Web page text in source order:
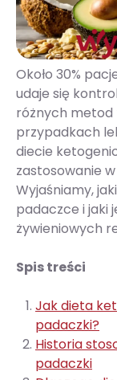
Około 30%
udaje się
różnych
przypadkach
diecie
zastosowanie
Wyjaśniamy,
padaczce i jaki
żywieniowych
Spis treści
Jak dieta
padaczki?
Historia
padaczki